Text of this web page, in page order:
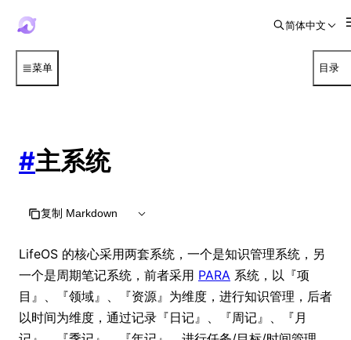
简体中文
菜单 目录
#主系统
复制 Markdown
LifeOS 的核心采用两套系统，一个是知识管理系统，另
一个是周期笔记系统，前者采用 PARA 系统，以『项
目』、『领域』、『资源』为维度，进行知识管理，后者
以时间为维度，通过记录『日记』、『周记』、『月